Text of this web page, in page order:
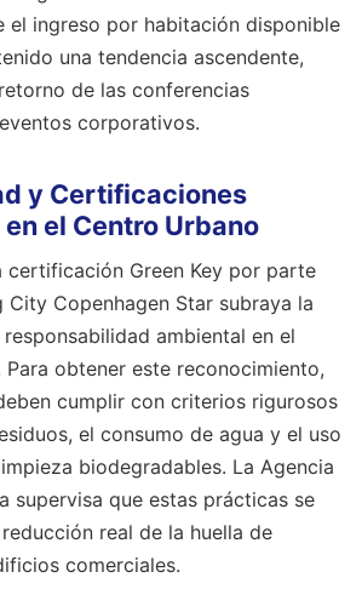
el ingreso por habitación disponible
una tendencia ascendente,
de las conferencias
corporativos.
y Certificaciones
el Centro Urbano
certificación Green Key por parte
Copenhagen Star subraya la
ambiental en el
obtener este reconocimiento,
cumplir con criterios rigurosos
el consumo de agua y el uso
biodegradables. La Agencia
supervisa que estas prácticas se
real de la huella de
comerciales.